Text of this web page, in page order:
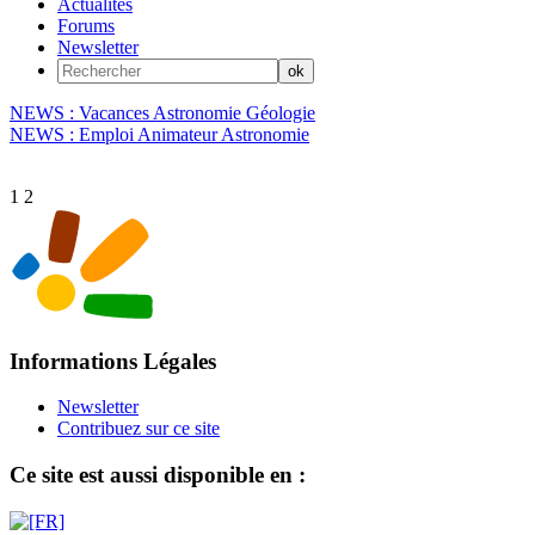
Actualités
Forums
Newsletter
NEWS : Vacances Astronomie Géologie
NEWS : Emploi Animateur Astronomie
1 2
Informations Légales
Newsletter
Contribuez sur ce site
Ce site est aussi disponible en :